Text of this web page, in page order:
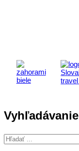
Vyhľadávanie